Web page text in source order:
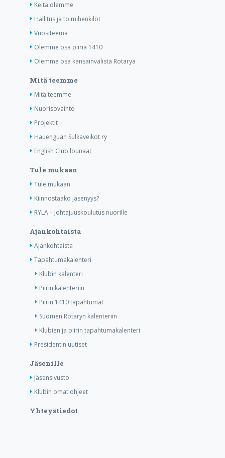
Keitä olemme
Hallitus ja toimihenkilöt
Vuositeema
Olemme osa piiriä 1410
Olemme osa kansainvälistä Rotarya
Mitä teemme
Mitä teemme
Nuorisovaihto
Projektit
Hauenguan Sulkaveikot ry
English Club lounaat
Tule mukaan
Tule mukaan
Kiinnostaako jäsenyys?
RYLA – Johtajuuskoulutus nuorille
Ajankohtaista
Ajankohtaista
Tapahtumakalenteri
Klubin kalenteri
Piirin kalenteriin
Piirin 1410 tapahtumat
Suomen Rotaryn kalenteriin
Klubien ja piirin tapahtumakalenteri
Presidentin uutiset
Jäsenille
Jäsensivusto
Klubin omat ohjeet
Yhteystiedot